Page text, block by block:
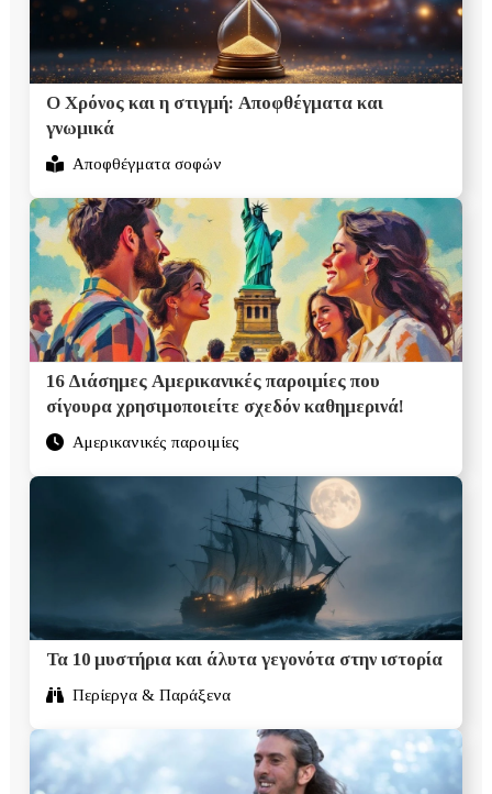
Ο Χρόνος και η στιγμή: Αποφθέγματα και
γνωμικά
Αποφθέγματα σοφών
16 Διάσημες Αμερικανικές παροιμίες που
σίγουρα χρησιμοποιείτε σχεδόν καθημερινά!
Αμερικανικές παροιμίες
Τα 10 μυστήρια και άλυτα γεγονότα στην ιστορία
Περίεργα & Παράξενα